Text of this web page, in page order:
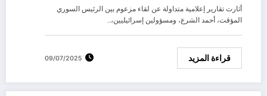
أثارت تقارير إعلامية متداولة عن لقاء مزعوم بين الرئيس السوري
المؤقت، أحمد الشرع، ومسؤولين إسرائيليين،…
قراءة المزيد 09/07/2025